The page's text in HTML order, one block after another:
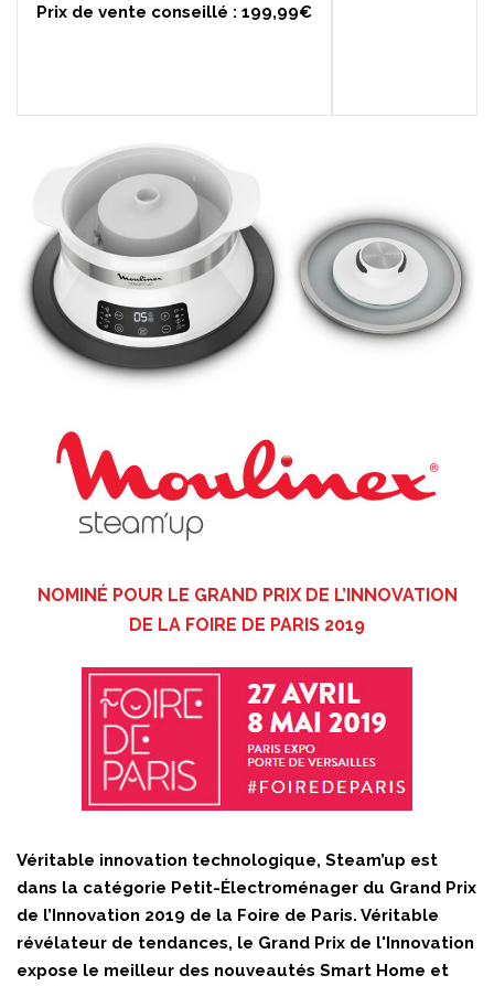
Prix de vente conseillé : 199,99€
NOMINÉ POUR LE GRAND PRIX DE L’INNOVATION
DE LA FOIRE DE PARIS 2019
Véritable innovation technologique, Steam’up est
dans la catégorie Petit-Électroménager du Grand Prix
de l’Innovation 2019 de la Foire de Paris. Véritable
révélateur de tendances, le Grand Prix de l'Innovation
expose le meilleur des nouveautés Smart Home et